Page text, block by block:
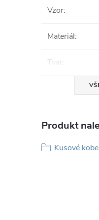
Vzor:
Materiál:
Tvar:
Produkt
Kusové